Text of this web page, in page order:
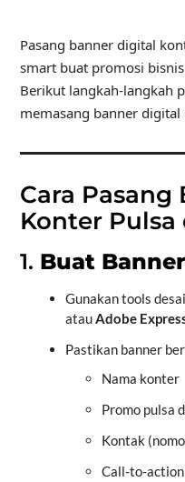
Pasang banner digital
smart buat promosi
Berikut langkah-langkah
memasang banner digital
Cara
Konter
1. Buat
Gunakan tools
atauAdobe
Pastikan banner
Nama konter
Promo pulsa
Kontak
Call-to-action